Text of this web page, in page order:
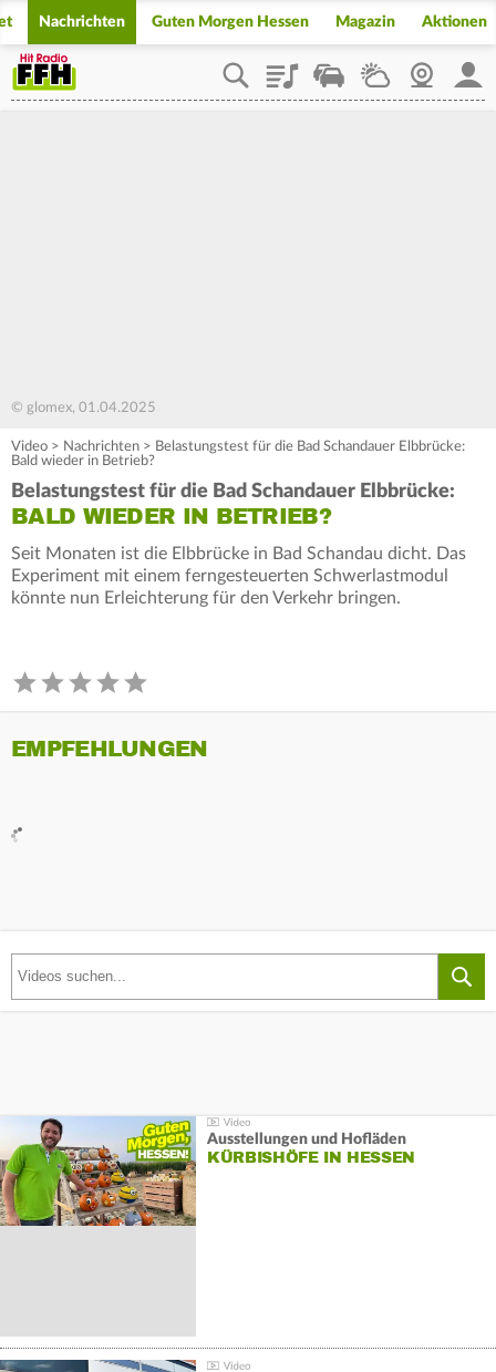
Nachrichten Guten Morgen Hessen Magazin Aktionen
PlaylistStaupilotWetterWebcam
© glomex, 01.04.2025
Video > Nachrichten > Belastungstest für die Bad Schandauer Elbbrücke:
Bald wieder in Betrieb?
Belastungstest für die Bad Schandauer Elbbrücke:
BALD WIEDER IN BETRIEB?
Seit Monaten ist die Elbbrücke in Bad Schandau dicht. Das
Experiment mit einem ferngesteuerten Schwerlastmodul
könnte nun Erleichterung für den Verkehr bringen.
EMPFEHLUNGEN
Ausstellungen und Hofläden
KÜRBISHÖFE IN HESSEN